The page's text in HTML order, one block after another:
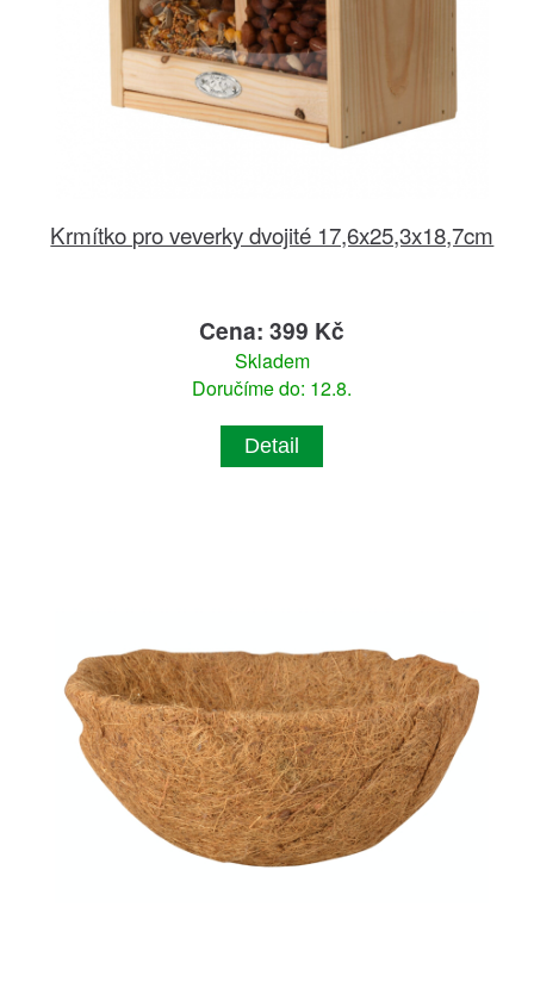
Krmítko pro veverky dvojité 17,6x25,3x18,7cm
Cena: 399 Kč
Skladem
Doručíme do: 12.8.
Detail